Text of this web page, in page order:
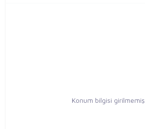
Konum bilgisi girilmemiş.